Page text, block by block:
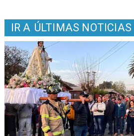
IR A ÚLTIMAS NOTICIAS